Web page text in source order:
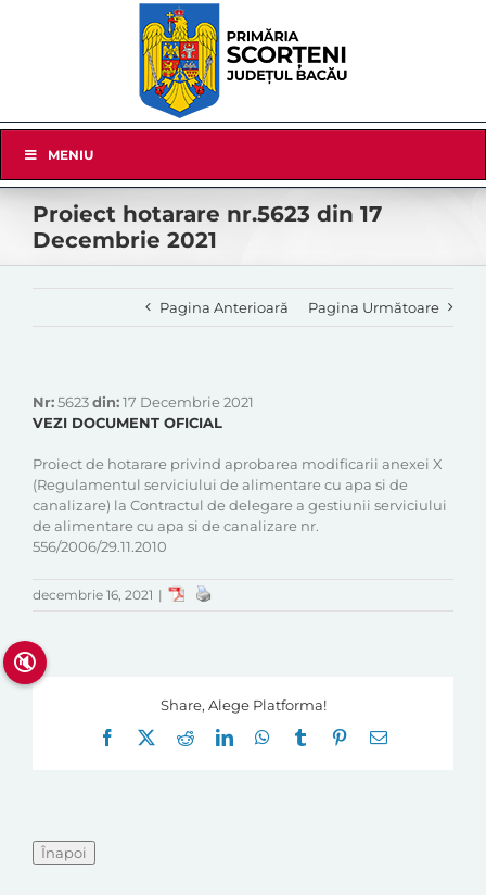
Navigation
MENIU
Proiect hotarare nr.5623 din 17
Decembrie 2021
Pagina Anterioară Pagina Următoare
Nr:5623din:17 Decembrie 2021
VEZI DOCUMENT OFICIAL
Proiect de hotarare privind aprobarea modificarii anexei X
(Regulamentul serviciului de alimentare cu apa si de
canalizare) la Contractul de delegare a gestiunii serviciului
de alimentare cu apa si de canalizare nr.
556/2006/29.11.2010
decembrie 16, 2021 |
Share, Alege Platforma!
Facebook
RedditLinkedInWhatsApp
Tumblr Pinterest
E-
🔇